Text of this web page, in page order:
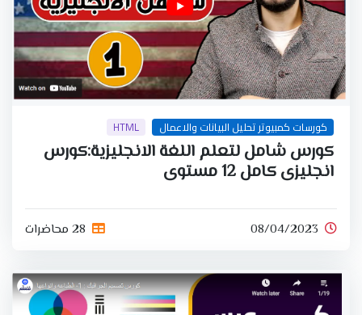
كورسات كمبيوتر تحليل البيانات والاعمال HTML
كورس شامل لتعلم اللغة الانجليزية:كورس
انجليزى كامل 12 مستوى
08/04/2023 28 محاضرات